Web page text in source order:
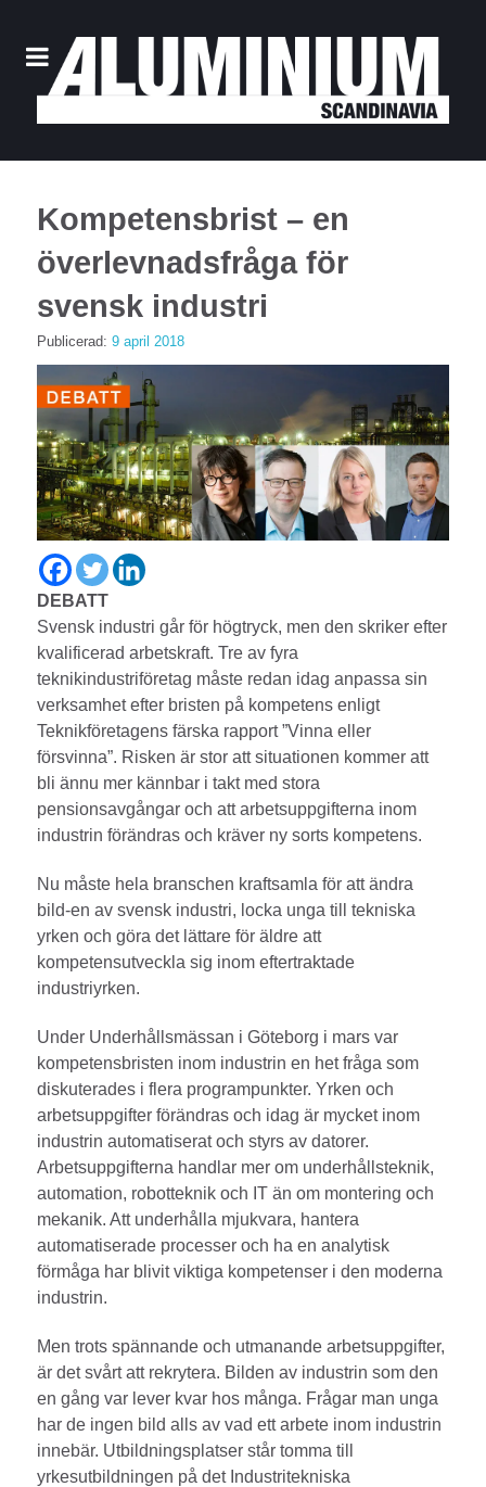
Kompetensbrist – en
överlevnadsfråga för
svensk industri
Publicerad: 9 april 2018
DEBATT
Svensk industri går för högtryck, men den skriker efter
kvalificerad arbetskraft. Tre av fyra
teknikindustriföretag måste redan idag anpassa sin
verksamhet efter bristen på kompetens enligt
Teknikföretagens färska rapport ”Vinna eller
försvinna”. Risken är stor att situationen kommer att
bli ännu mer kännbar i takt med stora
pensionsavgångar och att arbetsuppgifterna inom
industrin förändras och kräver ny sorts kompetens.
Nu måste hela branschen kraftsamla för att ändra
bild-en av svensk industri, locka unga till tekniska
yrken och göra det lättare för äldre att
kompetensutveckla sig inom eftertraktade
industriyrken.
Under Underhållsmässan i Göteborg i mars var
kompetensbristen inom industrin en het fråga som
diskuterades i flera programpunkter. Yrken och
arbetsuppgifter förändras och idag är mycket inom
industrin automatiserat och styrs av datorer.
Arbetsuppgifterna handlar mer om underhållsteknik,
automation, robotteknik och IT än om montering och
mekanik. Att underhålla mjukvara, hantera
automatiserade processer och ha en analytisk
förmåga har blivit viktiga kompetenser i den moderna
industrin.
Men trots spännande och utmanande arbetsuppgifter,
är det svårt att rekrytera. Bilden av industrin som den
en gång var lever kvar hos många. Frågar man unga
har de ingen bild alls av vad ett arbete inom industrin
innebär. Utbildningsplatser står tomma till
yrkesutbildningen på det Industritekniska